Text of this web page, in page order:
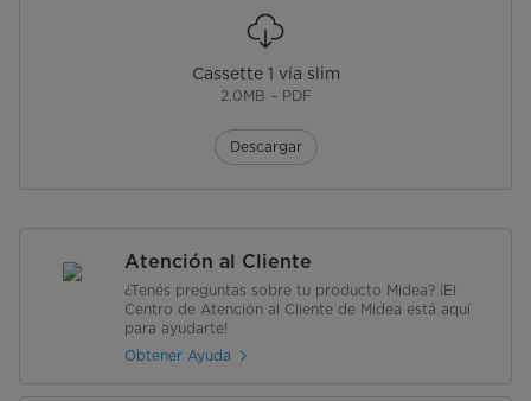
Cassette 1 vía slim
2.0MB – PDF
Descargar
Atención al Cliente
¿Tenés preguntas sobre tu producto Midea? ¡El
Centro de Atención al Cliente de Midea está aquí
para ayudarte!
Obtener Ayuda